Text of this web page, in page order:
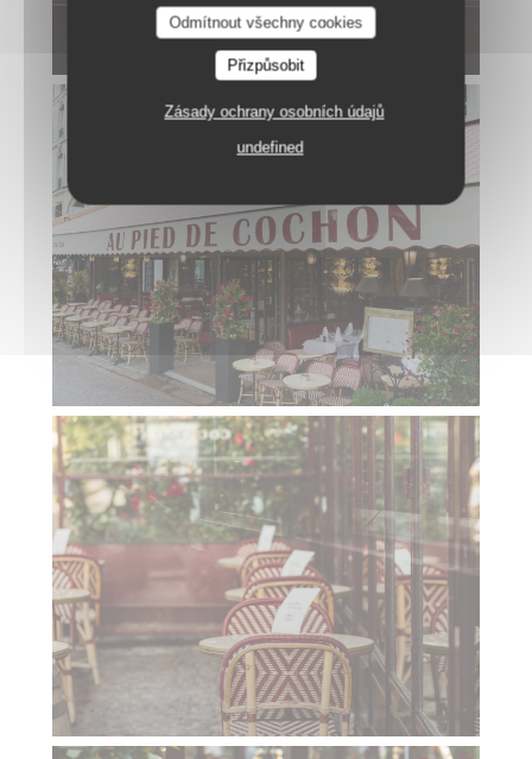
Odmítnout všechny cookies
Přizpůsobit
Zásady ochrany osobních údajů
undefined